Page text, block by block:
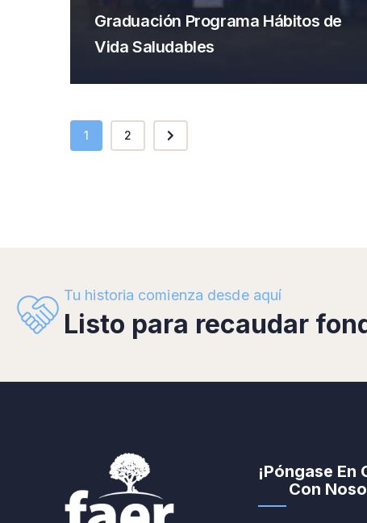
Graduación Programa Hábitos de
Vida Saludables
1 2
Tu historia comienza desde aquí
Listo para recaudar
¡Póngase En
Con